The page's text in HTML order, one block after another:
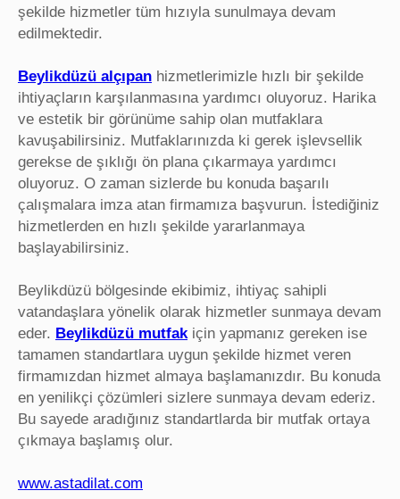
şekilde hizmetler tüm hızıyla sunulmaya devam
edilmektedir.
Beylikdüzü alçıpan hizmetlerimizle hızlı bir şekilde
ihtiyaçların karşılanmasına yardımcı oluyoruz. Harika
ve estetik bir görünüme sahip olan mutfaklara
kavuşabilirsiniz. Mutfaklarınızda ki gerek işlevsellik
gerekse de şıklığı ön plana çıkarmaya yardımcı
oluyoruz. O zaman sizlerde bu konuda başarılı
çalışmalara imza atan firmamıza başvurun. İstediğiniz
hizmetlerden en hızlı şekilde yararlanmaya
başlayabilirsiniz.
Beylikdüzü bölgesinde ekibimiz, ihtiyaç sahipli
vatandaşlara yönelik olarak hizmetler sunmaya devam
eder. Beylikdüzü mutfakiçin yapmanız gereken ise
tamamen standartlara uygun şekilde hizmet veren
firmamızdan hizmet almaya başlamanızdır. Bu konuda
en yenilikçi çözümleri sizlere sunmaya devam ederiz.
Bu sayede aradığınız standartlarda bir mutfak ortaya
çıkmaya başlamış olur.
www.astadilat.com